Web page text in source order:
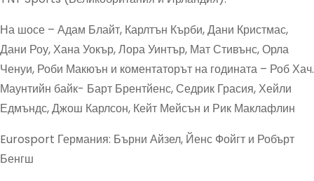
На шосе – Адам Блайт, Карлтън Кърби, Дани Кристмас,
Дани Роу, Хана Уокър, Лора Уинтър, Мат Стивънс, Орла
Ченуи, Роби Макюън и коментаторът на годината – Роб Хач.
Маунтийн байк- Барт Брентйенс, Седрик Грасия, Хейли
Едмъндс, Джош Карлсон, Кейт Мейсън и Рик Маклафлин
Eurosport Германия: Бърни Айзел, Йенс Фойгт и Робърт
Бенгш